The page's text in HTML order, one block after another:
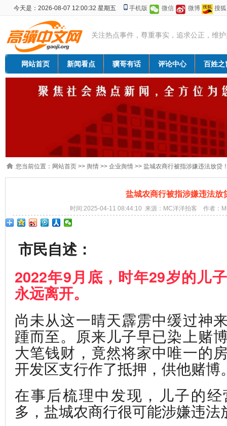
今天是：2026-08-07 12:00:32 星期五 手机版 微信 微博 搜狐
关注热点事件，尊重事实，追求公正，维
网站首页 新闻看点 骥哥有话 评论中心 百姓之
您当前位置： 网站首页 >> 舆情 >> 企业舆情 >> 盐城农商行被指涉嫌违法放贷
盐城农商行被指涉嫌违法放
时间:2025-04-11 08:44:10 来源：MC洋洋拍客 作者：
市民自述：
2022年9月底，时年29岁的儿
永远离开。
尚未从这一晴天霹雳中缓过神
踵而至。原来儿子早已染上赌
大笔钱财，竟然将家中唯一的
开发区支行作了抵押，供他赌博
在事后梳理中发现，儿子的
多，盐城农商行很可能涉嫌违法